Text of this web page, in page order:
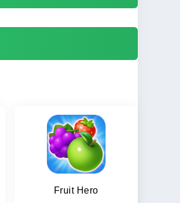
Fruit Hero